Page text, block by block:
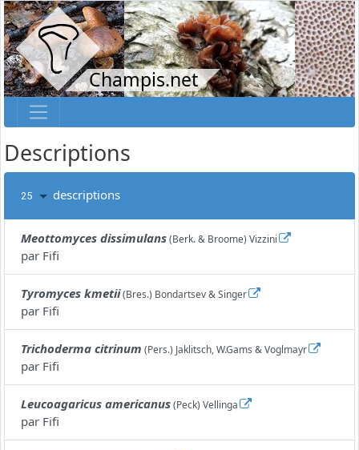
Champis.net
Descriptions
25 descriptions
Meottomyces dissimulans(Berk. & Broome) Vizzini
par Fifi
Tyromyces kmetii(Bres.) Bondartsev & Singer
par Fifi
Trichoderma citrinum (Pers.) Jaklitsch, W.Gams & Voglmayr
par Fifi
Leucoagaricus americanus(Peck) Vellinga
par Fifi